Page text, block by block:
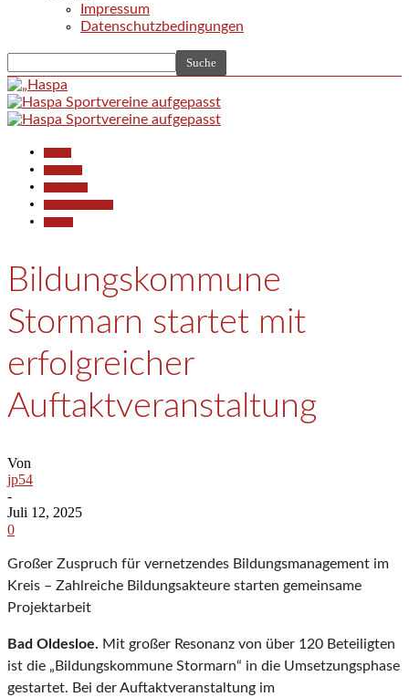
Impressum
Datenschutzbedingungen
Bildungskommune
Stormarn startet mit
erfolgreicher
Auftaktveranstaltung
Von
jp54
-
Juli 12, 2025
0
Großer Zuspruch für vernetzendes Bildungsmanagement im
Kreis – Zahlreiche Bildungsakteure starten gemeinsame
Projektarbeit
Bad Oldesloe. Mit großer Resonanz von über 120 Beteiligten
ist die „Bildungskommune Stormarn“ in die Umsetzungsphase
gestartet. Bei der Auftaktveranstaltung im